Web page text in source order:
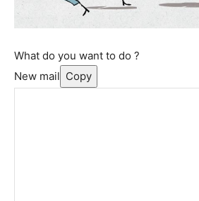
What do you want to do ?
New mail Copy